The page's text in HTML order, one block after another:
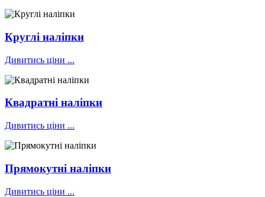
Круглі наліпки
Дивитись ціни ...
Квадратні наліпки
Дивитись ціни ...
Прямокутні наліпки
Дивитись ціни ...